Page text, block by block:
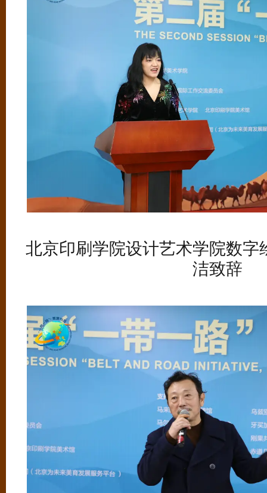
北京印刷学院设计艺术学院数字
洁致辞